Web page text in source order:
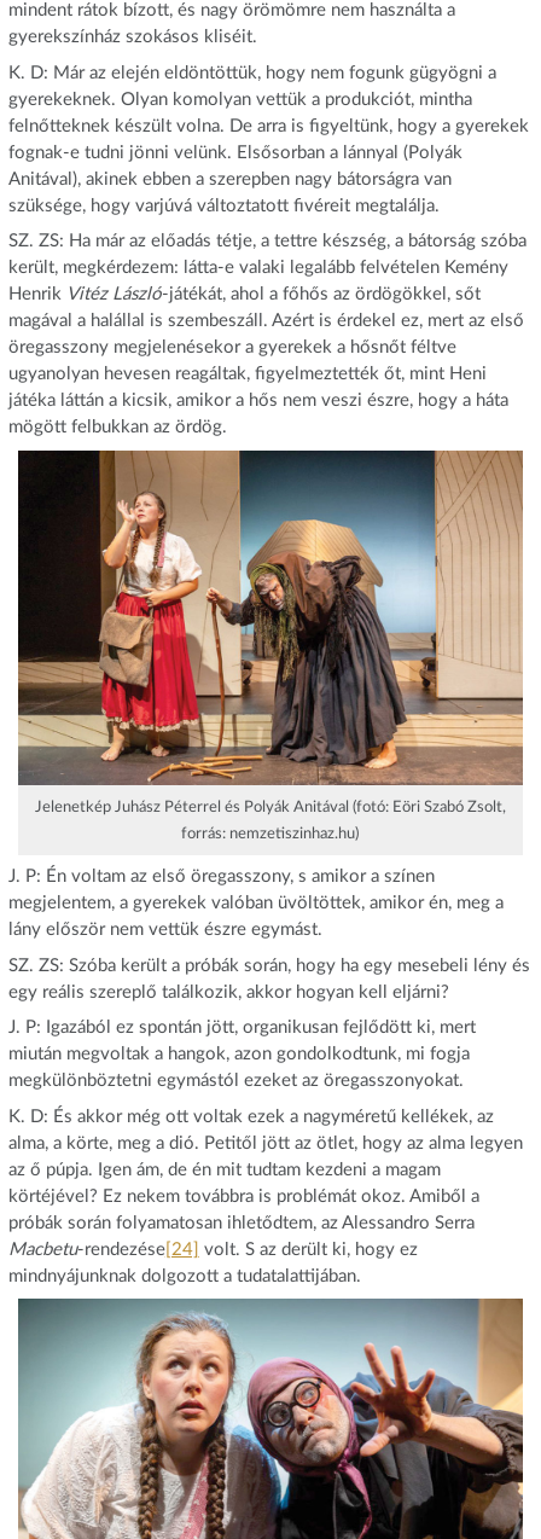
mindent rátok bízott, és nagy örömömre nem használta a
gyerekszínház szokásos kliséit.
K. D: Már az elején eldöntöttük, hogy nem fogunk gügyögni a
gyerekeknek. Olyan komolyan vettük a produkciót, mintha
felnőtteknek készült volna. De arra is figyeltünk, hogy a gyerekek
fognak-e tudni jönni velünk. Elsősorban a lánnyal (Polyák
Anitával), akinek ebben a szerepben nagy bátorságra van
szüksége, hogy varjúvá változtatott fivéreit megtalálja.
SZ. ZS: Ha már az előadás tétje, a tettre készség, a bátorság szóba
került, megkérdezem: látta-e valaki legalább felvételen Kemény
Henrik Vitéz László-játékát, ahol a főhős az ördögökkel, sőt
magával a halállal is szembeszáll. Azért is érdekel ez, mert az első
öregasszony megjelenésekor a gyerekek a hősnőt féltve
ugyanolyan hevesen reagáltak, figyelmeztették őt, mint Heni
játéka láttán a kicsik, amikor a hős nem veszi észre, hogy a háta
mögött felbukkan az ördög.
Jelenetkép Juhász Péterrel és Polyák Anitával (fotó: Eöri Szabó Zsolt,
forrás: nemzetiszinhaz.hu)
J. P: Én voltam az első öregasszony, s amikor a színen
megjelentem, a gyerekek valóban üvöltöttek, amikor én, meg a
lány először nem vettük észre egymást.
SZ. ZS: Szóba került a próbák során, hogy ha egy mesebeli lény és
egy reális szereplő találkozik, akkor hogyan kell eljárni?
J. P: Igazából ez spontán jött, organikusan fejlődött ki, mert
miután megvoltak a hangok, azon gondolkodtunk, mi fogja
megkülönböztetni egymástól ezeket az öregasszonyokat.
K. D: És akkor még ott voltak ezek a nagyméretű kellékek, az
alma, a körte, meg a dió. Petitől jött az ötlet, hogy az alma legyen
az ő púpja. Igen ám, de én mit tudtam kezdeni a magam
körtéjével? Ez nekem továbbra is problémát okoz. Amiből a
próbák során folyamatosan ihletődtem, az Alessandro Serra
Macbetu-rendezése[24] volt. S az derült ki, hogy ez
mindnyájunknak dolgozott a tudatalattijában.